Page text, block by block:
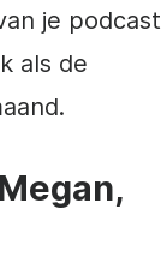
je podcast
als de